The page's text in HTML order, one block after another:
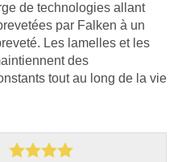
de technologies allant
par Falken à un
Les lamelles et les
des
tout au long de la vie